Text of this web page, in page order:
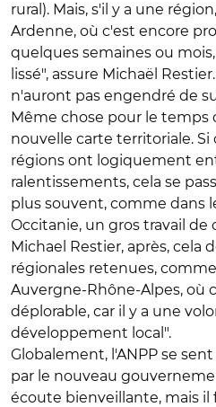
rural). Mais, s'il y a une
Ardenne, où c'est encore
quelques semaines ou
lissé", assure Michaël
n'auront pas engendré de
Même chose pour le temps
nouvelle carte territoriale. Si
régions ont logiquement
ralentissements, cela se
plus souvent, comme dans
Occitanie, un gros travail
Michael Restier, après, cela
régionales retenues,
Auvergne-Rhône-Alpes, où
déplorable, car il y a une
développement local".
Globalement, l'ANPP se
par le nouveau
écoute bienveillante, mais il